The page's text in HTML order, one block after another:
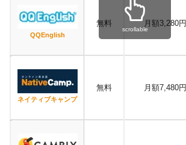
QQEnglish
無料 月額3,280円
ネイティブキャンプ
無料 月額7,480円
scrollable